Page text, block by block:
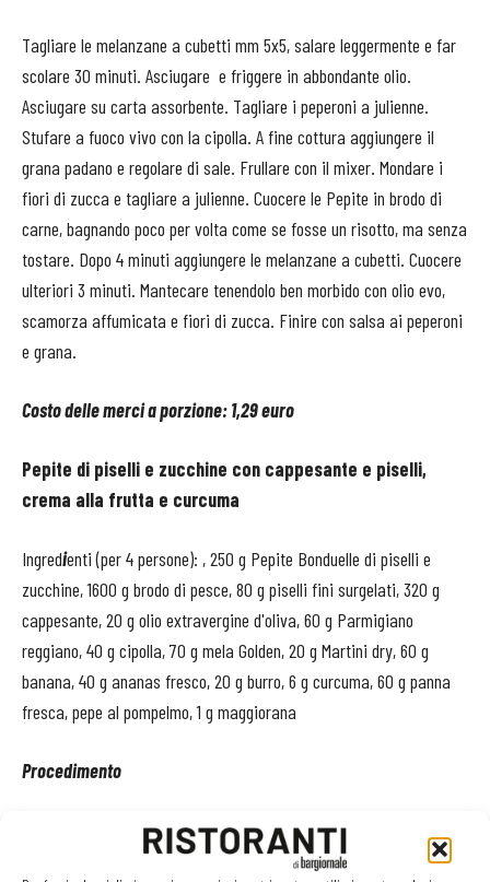
Tagliare le melanzane a cubetti mm 5x5, salare leggermente e far
scolare 30 minuti. Asciugare e friggere in abbondante olio.
Asciugare su carta assorbente. Tagliare i peperoni a julienne.
Stufare a fuoco vivo con la cipolla. A fine cottura aggiungere il
grana padano e regolare di sale. Frullare con il mixer. Mondare i
fiori di zucca e tagliare a julienne. Cuocere le Pepite in brodo di
carne, bagnando poco per volta come se fosse un risotto, ma senza
tostare. Dopo 4 minuti aggiungere le melanzane a cubetti. Cuocere
ulteriori 3 minuti. Mantecare tenendolo ben morbido con olio evo,
scamorza affumicata e fiori di zucca. Finire con salsa ai peperoni
e grana.
Costo delle merci a porzione: 1,29 euro
Pepite di piselli e zucchine con cappesante e piselli,
crema alla frutta e curcuma
Ingredienti (per 4 persone): , 250 g Pepite Bonduelle di piselli e
zucchine, 1600 g brodo di pesce, 80 g piselli fini surgelati, 320 g
cappesante, 20 g olio extravergine d'oliva, 60 g Parmigiano
reggiano, 40 g cipolla, 70 g mela Golden, 20 g Martini dry, 60 g
banana, 40 g ananas fresco, 20 g burro, 6 g curcuma, 60 g panna
fresca, pepe al pompelmo, 1 g maggiorana
Procedimento
Tagliare il 10% dell'ananas a brunoise di mm 2x2 per guarnire.
Rosolare in un pentola la cipolla, aggiungere: frutta, curcuma, pepe